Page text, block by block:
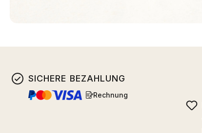
SICHERE BEZAHLUNG
Rechnung